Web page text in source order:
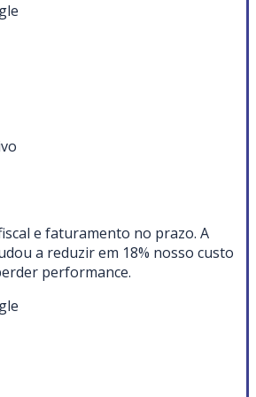
e faturamento no prazo. A
a reduzir em 18% nosso custo
performance.